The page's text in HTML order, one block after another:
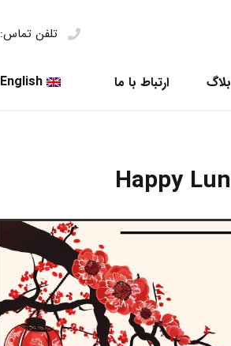
تلفن تماس:
بلاگ ارتباط با ما English